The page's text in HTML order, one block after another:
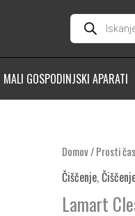
Products
search
MALI GOSPODINJSKI APARATI
Domov/Prosti čas
Čiščenje,
Lamart
Lamart
Clean
–